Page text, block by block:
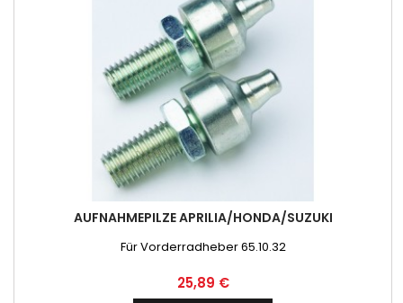
AUFNAHMEPILZE APRILIA/HONDA/SUZUKI
Für Vorderradheber 65.10.32
Preis
25,89 €